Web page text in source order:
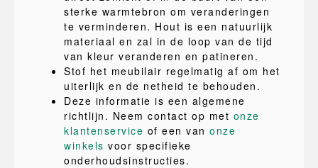
sterke warmtebron om veranderingen
te verminderen. Hout is een natuurlijk
materiaal en zal in de loop van de tijd
van kleur veranderen en patineren.
Stof het meubilair regelmatig af om het
uiterlijk en de netheid te behouden.
Deze informatie is een algemene
richtlijn. Neem contact op met onze
klantenservice of een van onze
winkels voor specifieke
onderhoudsinstructies.